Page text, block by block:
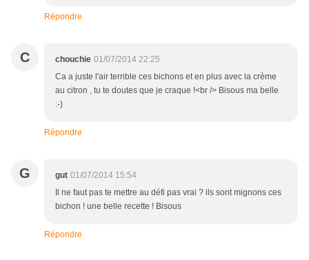
Répondre
C chouchie 01/07/2014 22:25
Ca a juste l'air terrible ces bichons et en plus avec la crème
au citron , tu te doutes que je craque !<br /> Bisous ma belle
:-)
Répondre
G gut 01/07/2014 15:54
Il ne faut pas te mettre au défi pas vrai ? ils sont mignons ces
bichon ! une belle recette ! Bisous
Répondre